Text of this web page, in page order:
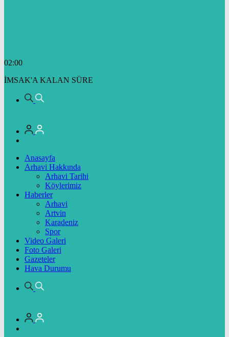
02:00
İMSAK'A KALAN SÜRE
Anasayfa
Arhavi Hakkında
Arhavi Tarihi
Köylerimiz
Haberler
Arhavi
Artvin
Karadeniz
Spor
Video Galeri
Foto Galeri
Gazeteler
Hava Durumu